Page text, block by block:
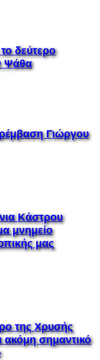
δεύτερο
Ψάθα
Γιώργου
Κάστρου
μνημείο
μας
της Χρυσής
ακόμη σημαντικό